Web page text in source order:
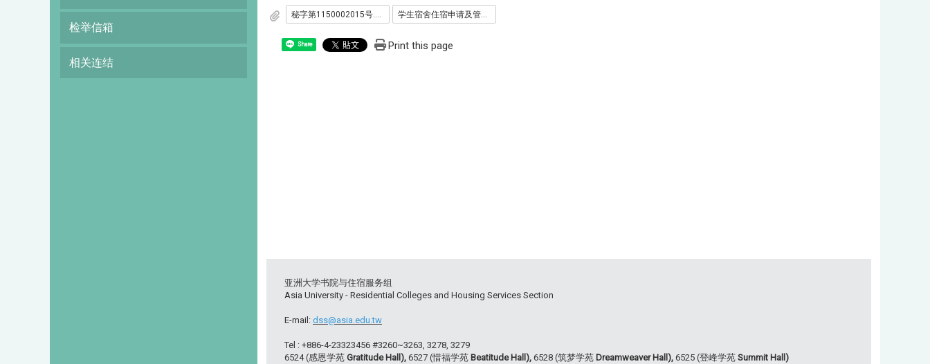
检举信箱
相关连结
Share Print this page
亚洲大学书院与住宿服务组
Asia University - Residential Colleges and Housing Services Section
E-mail:dss@asia.edu.tw
Tel : +886-4-23323456 #3260~3263, 3278, 3279
6524 (感恩学苑Gratitude Hall),6527 (惜福学苑 Beatitude Hall),6528 (筑梦学苑 Dreamweaver Hall),6525 (登峰学苑Summit Hall)